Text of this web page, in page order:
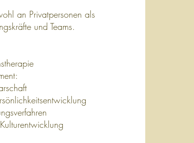
an Privatpersonen als
und Teams.